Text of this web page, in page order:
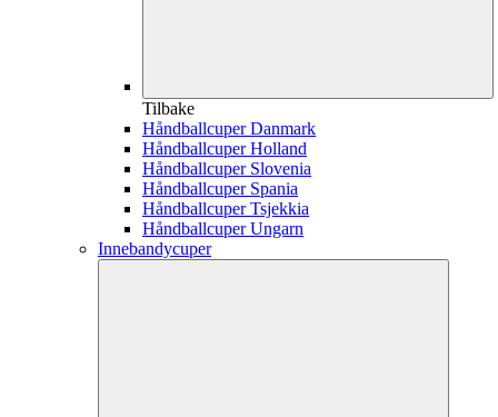
Tilbake
Håndballcuper Danmark
Håndballcuper Holland
Håndballcuper Slovenia
Håndballcuper Spania
Håndballcuper Tsjekkia
Håndballcuper Ungarn
Innebandycuper